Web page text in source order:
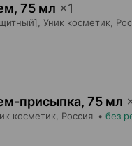
, 75 мл ×1
Уник косметик ,
присыпка, 75 мл
косметик , Россия • без